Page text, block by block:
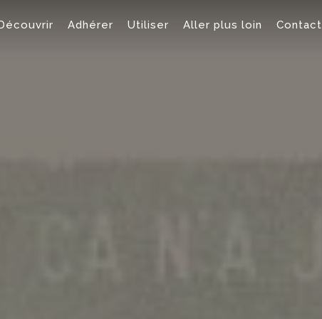
Adhérer Utiliser Aller plus loin Contact